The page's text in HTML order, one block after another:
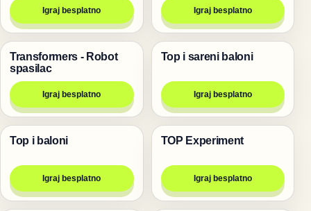
Igraj besplatno Igraj besplatno
Igre
Transformers - Robot
spasilac
Igraj besplatno
Pucanje
Top i sareni baloni
Igraj besplatno
Pucanje
Top i baloni
Igraj besplatno
Pucanje
TOP Experiment
Igraj besplatno